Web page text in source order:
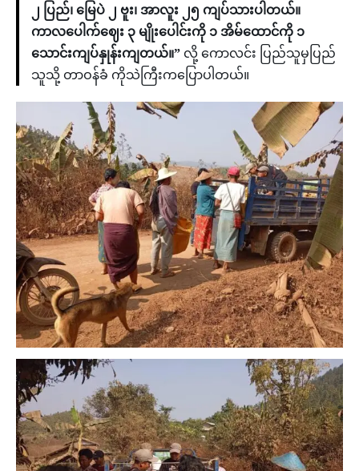
၂ ပြည်၊ မြေပဲ ၂ ဗူး၊ အာလူး ၂၅ ကျပ်သားပါတယ်။
ကာလပေါက်ဈေး ၃ မျိုးပေါင်းကို ၁ အိမ်ထောင်ကို ၁
သောင်းကျပ်နှုန်းကျတယ်။” လို့ ကောလင်း ပြည်သူမှပြည်
သူသို့ တာဝန်ခံ ကိုသဲကြီးကပြောပါတယ်။